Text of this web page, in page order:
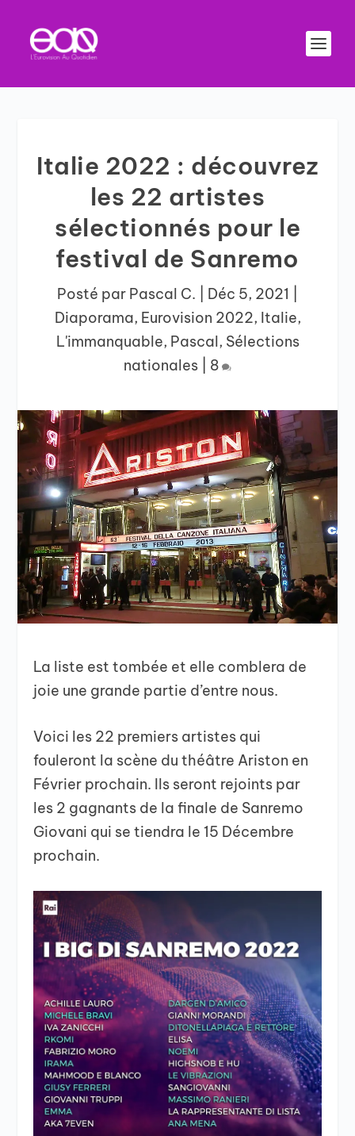
Italie 2022 : découvrez
les 22 artistes
sélectionnés pour le
festival de Sanremo
Posté par Pascal C. Déc 5, 2021
Diaporama, Eurovision 2022, Italie,
L'immanquable, Pascal, Sélections
nationales
8
La liste est tombée et elle comblera de
joie une grande partie d’entre nous.
Voici les 22 premiers artistes qui
fouleront la scène du théâtre Ariston en
Février prochain. Ils seront rejoints par
les 2 gagnants de la finale de Sanremo
Giovani qui se tiendra le 15 Décembre
prochain.